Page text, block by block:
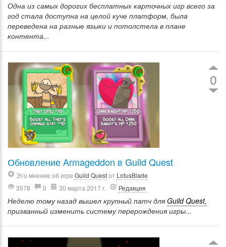
Одна из самых дорогих бесплатных карточных игр всего за
год стала доступна на целой куче платформ, была
переведена на разные языки и потолстела в плане
контента...
0
Обновление Armageddon в Guild Quest
Это мнение об игре Guild Questот LotusBlade
3578
0 30 марта 2017 г. Редакция
Неделю тому назад вышел крупный патч для Guild Quest,
призванный изменить систему перерождения игры...